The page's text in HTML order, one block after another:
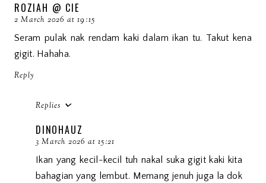
ROZIAH @ CIE
2 March 2026 at 19:15
Seram pulak nak rendam kaki dalam ikan tu. Takut kena
gigit. Hahaha.
Reply
Replies
DINOHAUZ
3 March 2026 at 15:21
Ikan yang kecil-kecil tuh nakal suka gigit kaki kita
bahagian yang lembut. Memang jenuh juga la dok